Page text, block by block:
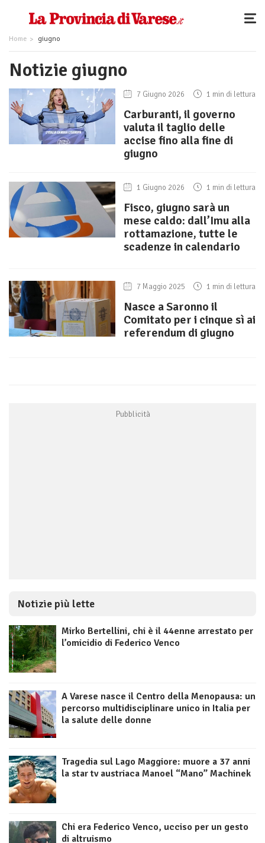
Home giugno
Notizie giugno
7 Giugno 2026 1 min di lettura
Carburanti, il governo
valuta il taglio delle
accise fino alla fine di
giugno
1 Giugno 2026 1 min di lettura
Fisco, giugno sarà un
mese caldo: dall’Imu alla
rottamazione, tutte le
scadenze in calendario
7 Maggio 2025 1 min di lettura
Nasce a Saronno il
Comitato per i cinque sì ai
referendum di giugno
Notizie più lette
Mirko Bertellini, chi è il 44enne arrestato per
l’omicidio di Federico Venco
A Varese nasce il Centro della Menopausa: un
percorso multidisciplinare unico in Italia per
la salute delle donne
Tragedia sul Lago Maggiore: muore a 37 anni
la star tv austriaca Manoel “Mano” Machinek
Chi era Federico Venco, ucciso per un gesto
di altruismo